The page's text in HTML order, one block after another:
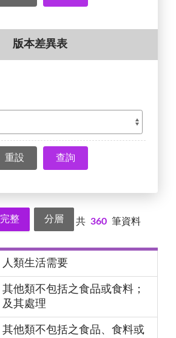
版本差異表
查詢
完整 分層 共 360 筆資料
人類生活需要
其他類不包括之食品或食料；
及其處理
其他類不包括之食品、食料或